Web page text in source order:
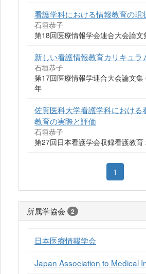
看護学科における情報教育の現
石垣恭子
第18回医療情報学会連合大会論
新しい看護情報教育カリキュラ
石垣恭子
第17回医療情報学連合大会論文
年
佐賀医科大学看護学科における
教育の実際と評価
石垣恭子
第27回日本看護学会収録看護教
1
所属学協会 2
日本医療情報学会
Japan Association to Medical